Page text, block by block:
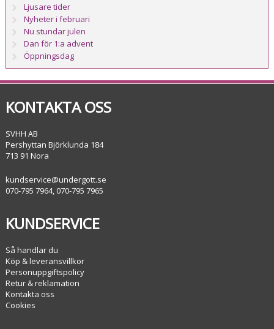
Ljusare tider
Nyheter i februari
Nu stundar julen
Dan för 1:a advent
Öppningsdag
KONTAKTA OSS
SVHH AB
Pershyttan Björklunda 184
713 91 Nora
kundservice@undergott.se
070-795 7964, 070-795 7965
KUNDSERVICE
Så handlar du
Köp & leveransvillkor
Personuppgiftspolicy
Retur & reklamation
Kontakta oss
Cookies